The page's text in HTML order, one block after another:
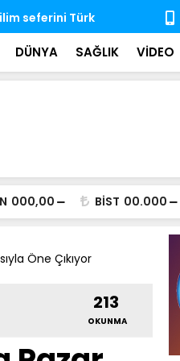
seferini Türk
Hayata
iz bıraktı
DÜNYA SAĞLIK VİDEO
000,00 BİST 00.000
Öne Çıkıyor
213
OKUNMA